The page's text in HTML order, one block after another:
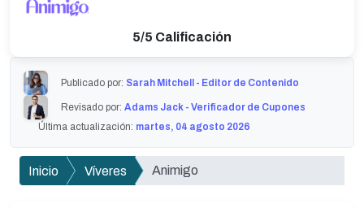
Publicado por: Sarah Mitchell - Editor de Contenido
Revisado por: Adams Jack - Verificador de Cupones
Última actualización: martes, 04 agosto 2026
Inicio Víveres Animigo
5/5 Calificación